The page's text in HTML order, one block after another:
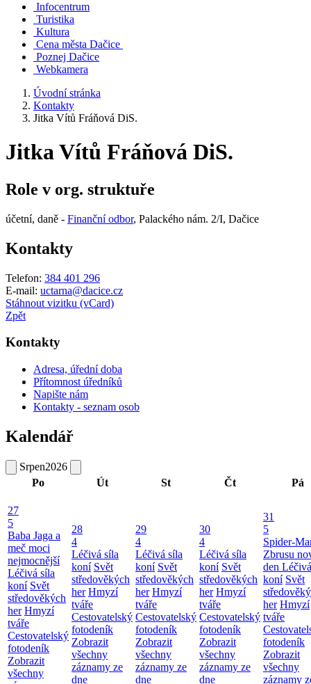
Infocentrum
Turistika
Kultura
Cena města Dačice
Poznej Dačice
Webkamera
Úvodní stránka
Kontakty
Jitka Vítů Fráňová DiS.
Jitka Vítů Fráňová DiS.
Role v org. struktuře
účetní, daně - Finanční odbor, Palackého nám. 2/I, Dačice
Kontakty
Telefon: 384 401 296
E-mail: uctarna@dacice.cz
Stáhnout vizitku (vCard)
Zpět
Kontakty
Adresa, úřední doba
Přítomnost úředníků
Napište nám
Kontakty - seznam osob
Kalendář
Srpen2026
Po
Út St Čt Pá
27
5
Baba Jaga a
meč moci
nejmocnější
Léčivá síla
koní Svět
středověkých
her Hmyzí
tváře
Cestovatelský
fotodeník
Zobrazit
všechny
28
4
Léčivá síla
koní Svět
středověkých
her Hmyzí
tváře
Cestovatelský
fotodeník
Zobrazit
všechny
záznamy ze
dne
29
4
Léčivá síla
koní Svět
středověkých
her Hmyzí
tváře
Cestovatelský
fotodeník
Zobrazit
všechny
záznamy ze
dne
30
4
Léčivá síla
koní Svět
středověkých
her Hmyzí
tváře
Cestovatelský
fotodeník
Zobrazit
všechny
záznamy ze
dne
31
5
Spider-
Zbrusu
den
koní Svět
her Hmyzí
tváře
fotodeník
Zobrazit
všechny
záznamy